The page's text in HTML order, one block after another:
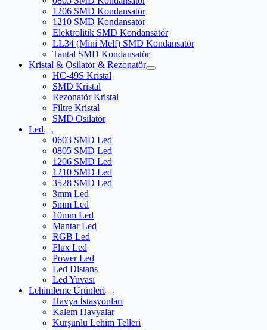
1206 SMD Kondansatör
1210 SMD Kondansatör
Elektrolitik SMD Kondansatör
LL34 (Mini Melf) SMD Kondansatör
Tantal SMD Kondansatör
Kristal & Osilatör & Rezonatör
HC-49S Kristal
SMD Kristal
Rezonatör Kristal
Filtre Kristal
SMD Osilatör
Led
0603 SMD Led
0805 SMD Led
1206 SMD Led
1210 SMD Led
3528 SMD Led
3mm Led
5mm Led
10mm Led
Mantar Led
RGB Led
Flux Led
Power Led
Led Distans
Led Yuvası
Lehimleme Ürünleri
Havya İstasyonları
Kalem Havyalar
Kurşunlu Lehim Telleri